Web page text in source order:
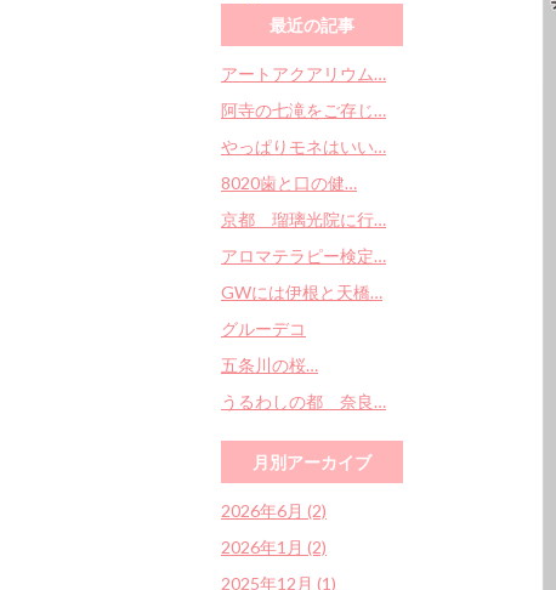
最近の記事
アートアクアリウム…
阿寺の七滝をご存じ…
やっぱりモネはいい…
8020歯と口の健…
京都 瑠璃光院に行…
アロマテラピー検定…
GWには伊根と天橋…
グルーデコ
五条川の桜…
うるわしの都 奈良…
月別アーカイブ
2026年6月 (2)
2026年1月 (2)
2025年12月 (1)